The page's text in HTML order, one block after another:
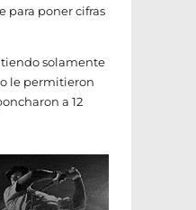
para poner cifras
solamente
le permitieron
a 12